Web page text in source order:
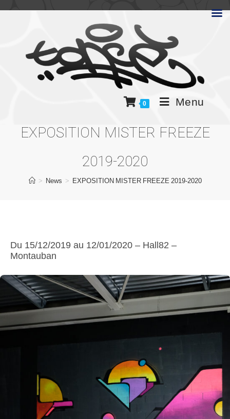
0 Menu
EXPOSITION MISTER FREEZE
2019-2020
> News > EXPOSITION MISTER FREEZE 2019-2020
Du 15/12/2019 au 12/01/2020 – Hall82 –
Montauban